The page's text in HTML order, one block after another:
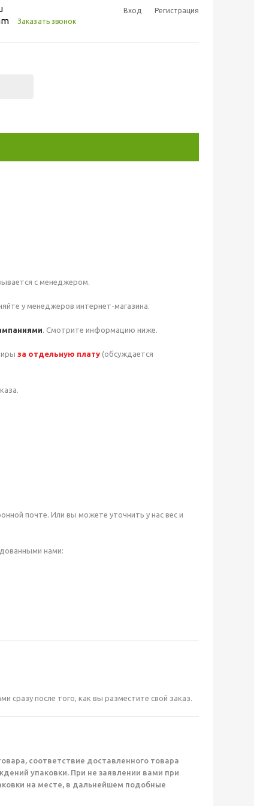
Заказать звонок
Вход Регистрация
с менеджером.
у менеджеров интернет-магазина.
. Смотрите информацию ниже.
за отдельную плату (обсуждается
почте. Или вы можете уточнить у нас вес и
нами:
сразу после того, как вы разместите свой заказ.
соответствие доставленного товара
упаковки. При не заявлении вами при
на месте, в дальнейшем подобные